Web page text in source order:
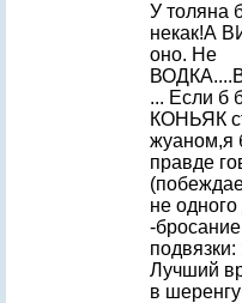
У толяна
некак!А
оно. Не
... Если б
КОНЬЯК
жуаном,я
правде
не одного
-
Лучший
в